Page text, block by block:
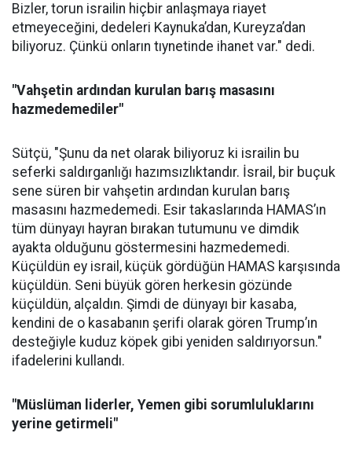
Bizler, torun israilin hiçbir anlaşmaya riayet
etmeyeceğini, dedeleri Kaynuka’dan, Kureyza’dan
biliyoruz. Çünkü onların tıynetinde ihanet var." dedi.
"Vahşetin ardından kurulan barış masasını
hazmedemediler"
Sütçü, "Şunu da net olarak biliyoruz ki israilin bu
seferki saldırganlığı hazımsızlıktandır. İsrail, bir buçuk
sene süren bir vahşetin ardından kurulan barış
masasını hazmedemedi. Esir takaslarında HAMAS’ın
tüm dünyayı hayran bırakan tutumunu ve dimdik
ayakta olduğunu göstermesini hazmedemedi.
Küçüldün ey israil, küçük gördüğün HAMAS karşısında
küçüldün. Seni büyük gören herkesin gözünde
küçüldün, alçaldın. Şimdi de dünyayı bir kasaba,
kendini de o kasabanın şerifi olarak gören Trump’ın
desteğiyle kuduz köpek gibi yeniden saldırıyorsun."
ifadelerini kullandı.
"Müslüman liderler, Yemen gibi sorumluluklarını
yerine getirmeli"